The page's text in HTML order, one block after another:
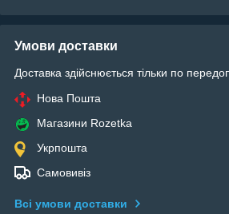
Умови доставки
Доставка здійснюється тільки по
Нова Пошта
Магазини Rozetka
Укрпошта
Самовивіз
Всі умови доставки